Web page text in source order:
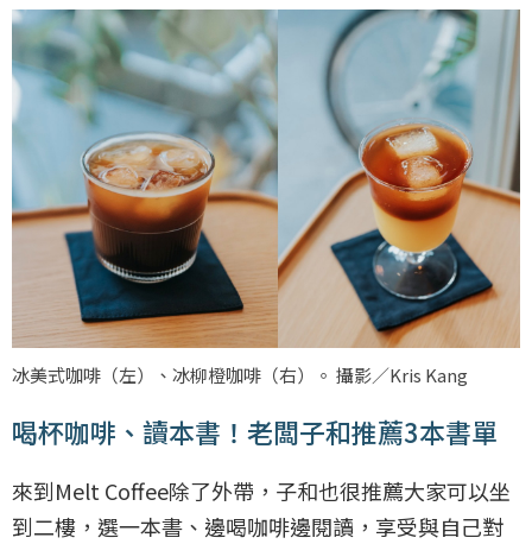
冰美式咖啡（左）、冰柳橙咖啡（右）。 攝影／Kris Kang
喝杯咖啡、讀本書！老闆子和推薦3本書單
來到Melt Coffee除了外帶，子和也很推薦大家可以坐
到二樓，選一本書、邊喝咖啡邊閱讀，享受與自己對